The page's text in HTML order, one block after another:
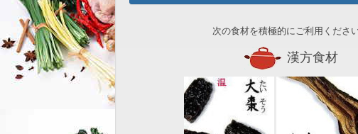
次の食材を積極的にご利用ください
漢方食材